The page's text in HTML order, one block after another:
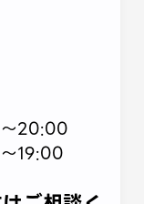
20:00
19:00